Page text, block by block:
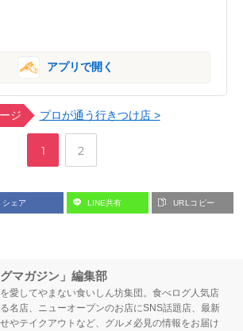
アプリで開く
ジ プロが通う行きつけ店 >
ペ
ジ
1
,
ペ
ジ
2
シェア LINE共有 URLコピー
グマガジン」編集部
愛してやまない食いしん坊集団。食べログ人気店
名店、ニューオープンのお店にSNS話題店、最新
やテイクアウトなど、グルメ必見の情報をお届け